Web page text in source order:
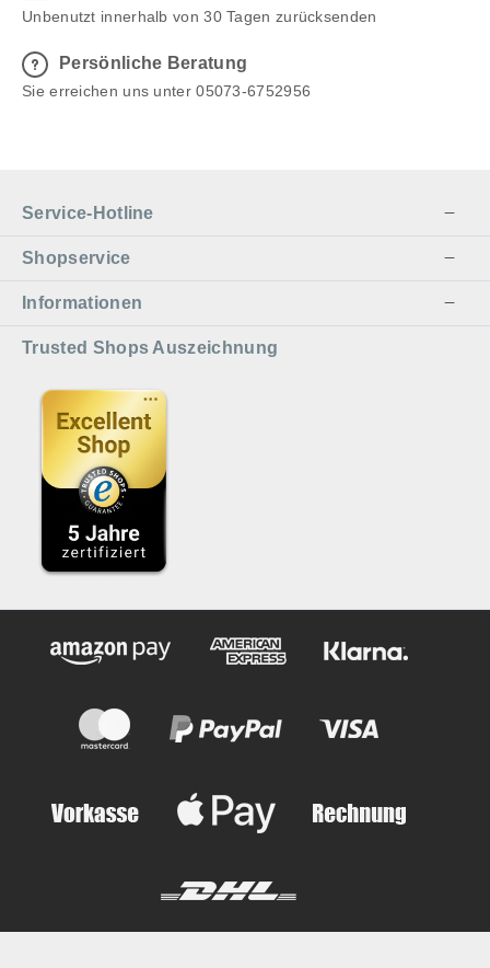
Unbenutzt innerhalb von 30 Tagen zurücksenden
Persönliche Beratung
Sie erreichen uns unter 05073-6752956
Service-Hotline
Shopservice
Informationen
Trusted Shops Auszeichnung